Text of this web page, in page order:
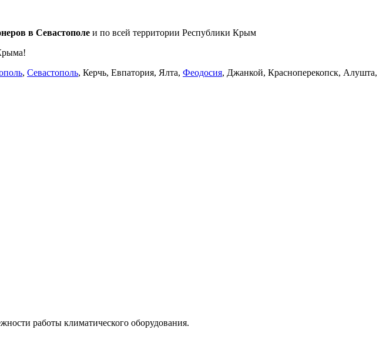
в Севастополе и по всей территории Республики Крым
, Севастополь, Керчь, Евпатория, Ялта, Феодосия, Джанкой, Красноперекопск, Алушта,
работы климатического оборудования.